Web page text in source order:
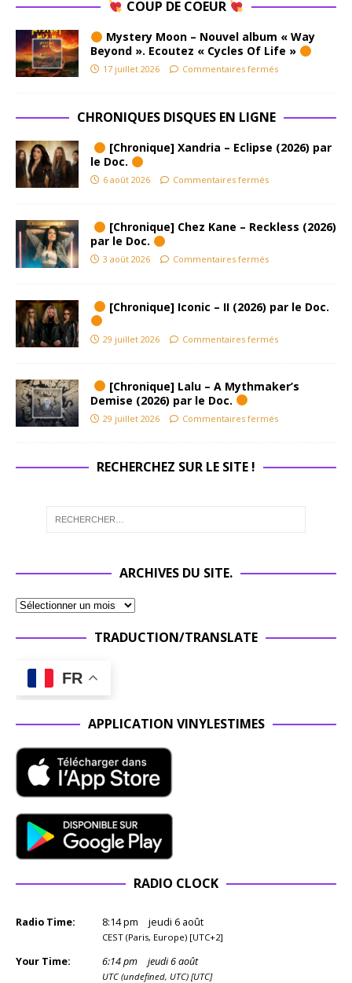
COUP DE COEUR
Mystery Moon – Nouvel album « Way
Beyond ». Ecoutez « Cycles Of Life »
17 juillet 2026 Commentaires fermés
CHRONIQUES DISQUES EN LIGNE
[Chronique] Xandria – Eclipse (2026) par
le Doc.
6 août 2026 Commentaires fermés
[Chronique] Chez Kane – Reckless (2026)
par le Doc.
3 août 2026 Commentaires fermés
[Chronique] Iconic – II (2026) par le Doc.
29 juillet 2026 Commentaires fermés
[Chronique] Lalu – A Mythmaker’s
Demise (2026) par le Doc.
29 juillet 2026 Commentaires fermés
RECHERCHEZ SUR LE SITE !
ARCHIVES DU SITE.
TRADUCTION/TRANSLATE
FR
APPLICATION VINYLESTIMES
RADIO CLOCK
Radio Time: 8:14pm jeudi 6 août
CEST (Paris, Europe) [UTC+2]
Your Time: 6:14pm jeudi 6 août
UTC (undefined, UTC) [UTC]